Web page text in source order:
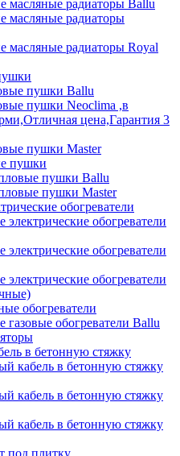
масляные радиаторы Ballu
масляные радиаторы
масляные радиаторы Royal
пушки Ballu
пушки Neoclima ,в
цена,Гарантия 3
пушки Master
пушки
пушки Ballu
пушки Master
обогреватели
обогреватели
обогреватели
обогреватели
обогреватели
обогреватели Ballu
в бетонную стяжку
кабель в бетонную стяжку
кабель в бетонную стяжку
кабель в бетонную стяжку
под плитку